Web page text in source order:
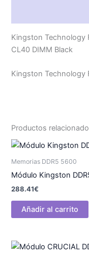
Kingston Technology
CL40 DIMM Black
Kingston Technology
Productos
Memorias DDR5 5600
Módulo Kingston
288.41€
Añadir al carrito